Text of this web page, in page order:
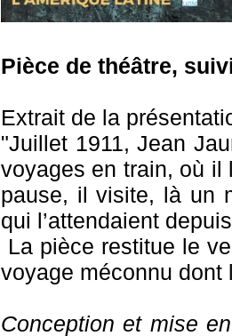
Pièce de théâtre,
Extrait de la
"Juillet 1911, Jean
voyages en train, où il
pause, il visite, là un
qui l’attendaient
La pièce restitue le
voyage méconnu dont
Conception et mise